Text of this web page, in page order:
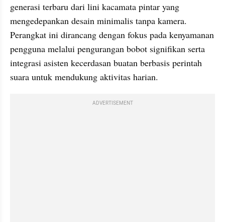
generasi terbaru dari lini kacamata pintar yang
mengedepankan desain minimalis tanpa kamera.
Perangkat ini dirancang dengan fokus pada kenyamanan
pengguna melalui pengurangan bobot signifikan serta
integrasi asisten kecerdasan buatan berbasis perintah
suara untuk mendukung aktivitas harian.
ADVERTISEMENT